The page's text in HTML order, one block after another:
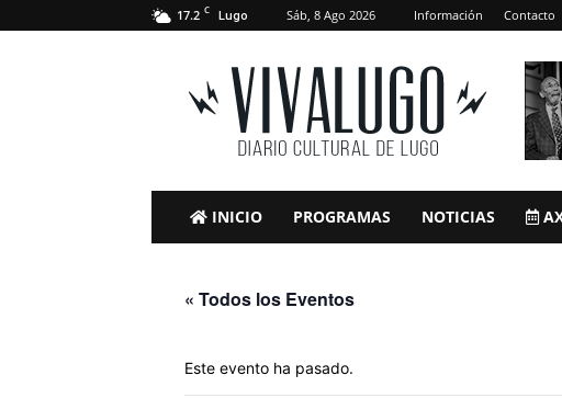
17.2 C Lugo Sáb, 8 Ago 2026 Información Contacto
VivaLugo
INICIO PROGRAMAS NOTICIAS
« Todos los Eventos
Este evento ha pasado.